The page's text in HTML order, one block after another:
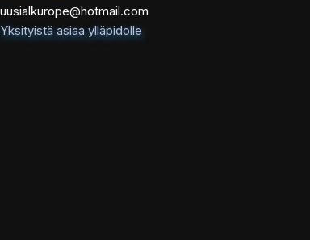
uusialkurope@hotmail.com
Yksityistä asiaa ylläpidolle